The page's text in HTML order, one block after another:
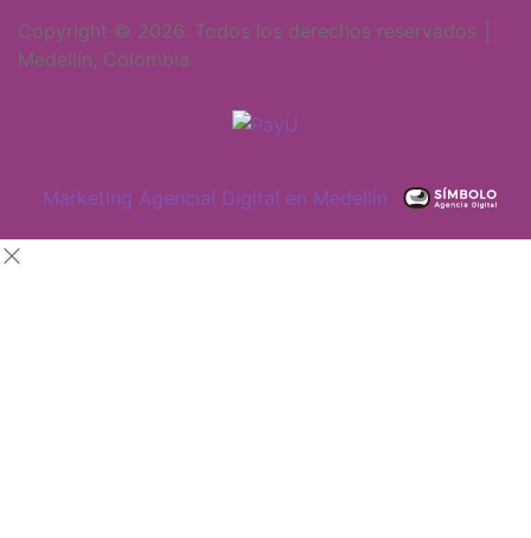
Copyright © 2026. Todos los derechos reservados │
Medellín, Colombia
Marketing Agencial Digital en Medellín